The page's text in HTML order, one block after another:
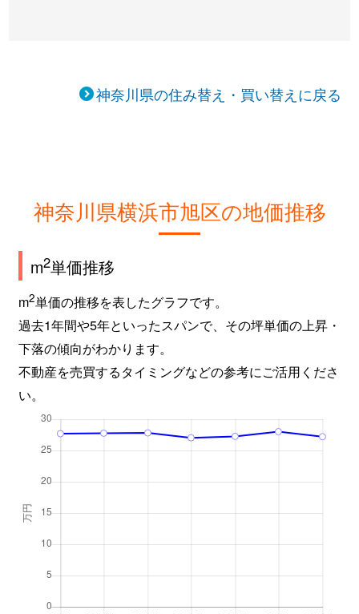
神奈川県の住み替え・買い替えに戻る
神奈川県横浜市旭区の地価推移
m2単価推移
m2単価の推移を表したグラフです。
過去1年間や5年といったスパンで、その坪単価の上昇・
下落の傾向がわかります。
不動産を売買するタイミングなどの参考にご活用くださ
い。